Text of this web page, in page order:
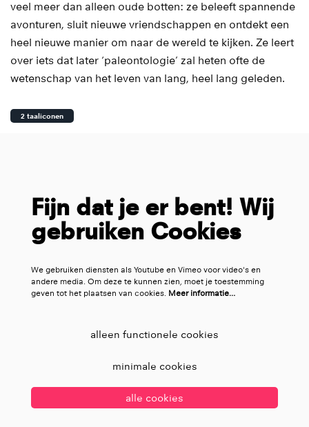
veel meer dan alleen oude botten: ze beleeft spannende
avonturen, sluit nieuwe vriendschappen en ontdekt een
heel nieuwe manier om naar de wereld te kijken. Ze leert
over iets dat later ‘paleontologie’ zal heten ofte de
wetenschap van het leven van lang, heel lang geleden.
2 taaliconen
Fijn dat je er bent! Wij
gebruiken Cookies
We gebruiken diensten als Youtube en Vimeo voor video's en
andere media. Om deze te kunnen zien, moet je toestemming
geven tot het plaatsen van cookies. Meer informatie…
alleen functionele cookies
minimale cookies
alle cookies